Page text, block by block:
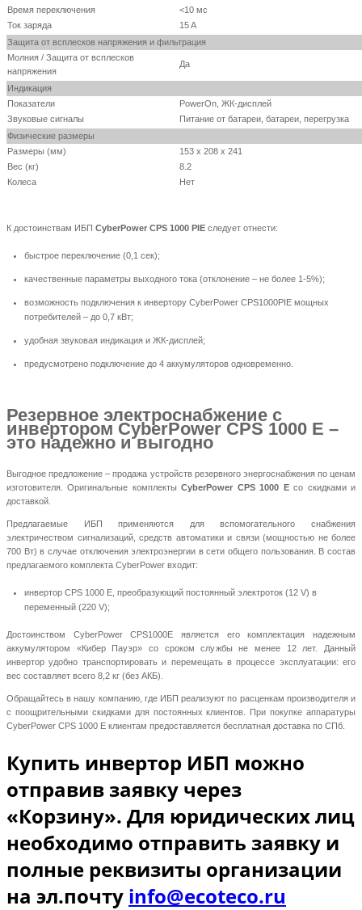
Время переключения
<10 мс
Ток заряда
15 A
Защита от всплесков напряжения и фильтрация
Молния / Защита от всплесков
напряжения
Да
Индикация
Показатели
PowerOn, ЖК-дисплей
Звуковые сигналы
Питание от батареи, батареи, перегрузка
Физические размеры
Размеры (мм)
153 х 208 х 241
Вес (кг)
8.2
Колеса
Нет
К достоинствам ИБП CyberPower CPS 1000 PIE следует отнести:
быстрое переключение (0,1 сек);
качественные параметры выходного тока (отклонение – не более 1-5%);
возможность подключения к инвертору CyberPower CPS1000PIE мощных
потребителей – до 0,7 кВт;
удобная звуковая индикация и ЖК-дисплей;
предусмотрено подключение до 4 аккумуляторов одновременно.
Резервное электроснабжение с
инвертором CyberPower CPS 1000 Е –
это надежно и выгодно
Выгодное предложение – продажа устройств резервного энергоснабжения по ценам
изготовителя. Оригинальные комплектыCyberPower CPS 1000 Есо скидками и
доставкой.
Предлагаемые ИБП применяются для вспомогательного снабжения
электричеством сигнализаций, средств автоматики и связи (мощностью не более
700 Вт) в случае отключения электроэнергии в сети общего пользования. В состав
предлагаемого комплекта CyberPower входит:
инвертор CPS 1000 Е, преобразующий постоянный электроток (12 V) в
переменный (220 V);
Достоинством CyberPower CPS1000Е является его комплектация надежным
аккумулятором «Кибер Пауэр» со сроком службы не менее 12 лет. Данный
инвертор удобно транспортировать и перемещать в процессе эксплуатации: его
вес составляет всего 8,2 кг (без АКБ).
Обращайтесь в нашу компанию, где ИБП реализуют по расценкам производителя и
с поощрительными скидками для постоянных клиентов. При покупке аппаратуры
CyberPower CPS 1000 Е клиентам предоставляется бесплатная доставка по СПб.
Купить инвертор ИБП можно
отправив заявку через
«Корзину». Для юридических лиц
необходимо отправить заявку и
полные реквизиты организации
на эл.почту info@ecoteco.ru